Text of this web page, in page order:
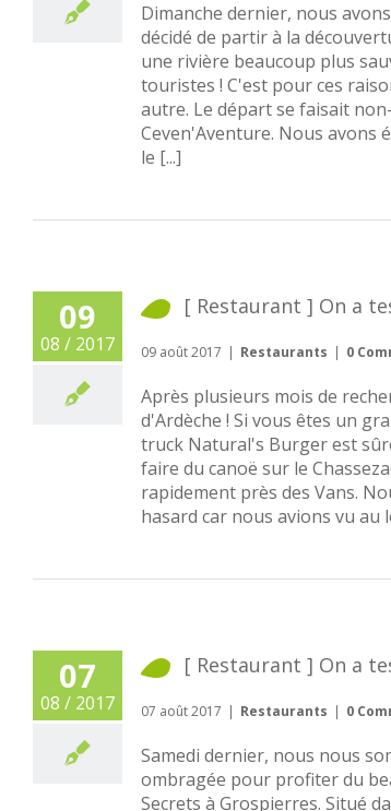
Dimanche dernier, nous
décidé de partir à la
une rivière beaucoup plus
touristes ! C'est pour ces
autre. Le départ se faisait
Ceven'Aventure. Nous avons
le [...]
09
08 / 2017
[ Restaurant ] On a
09 août 2017 | Restaurants | 0
Après plusieurs mois de
d'Ardèche ! Si vous êtes un
truck Natural's Burger est
faire du canoë sur le
rapidement près des Vans.
hasard car nous avions vu au
07
08 / 2017
[ Restaurant ] On a
07 août 2017 | Restaurants | 0
Samedi dernier, nous nous
ombragée pour profiter du
Secrets à Grospierres. Situé